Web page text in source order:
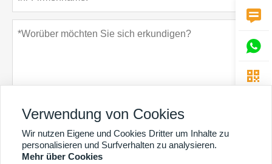
einreichen Datenschutz-Bestimmungen



Verwendung von Cookies
Wir nutzen Eigene und Cookies Dritter um Inhalte zu
personalisieren und Surfverhalten zu analysieren.
Mehr über Cookies